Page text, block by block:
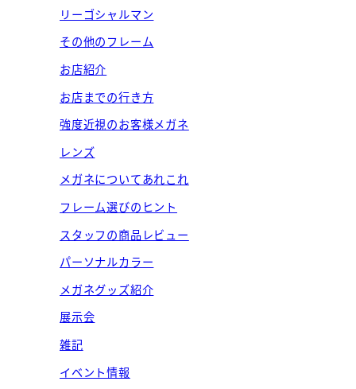
リーゴシャルマン
その他のフレーム
お店紹介
お店までの行き方
強度近視のお客様メガネ
レンズ
メガネについてあれこれ
フレーム選びのヒント
スタッフの商品レビュー
パーソナルカラー
メガネグッズ紹介
展示会
雑記
イベント情報